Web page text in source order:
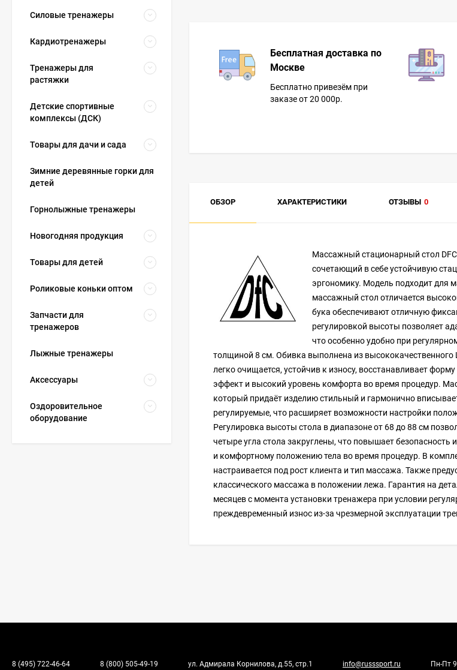
Бесплатная доставка по
Москве
Бесплатно привезём при
заказе от 20 000р.
ОБЗОР ХАРАКТЕРИСТИКИ ОТЗЫВЫ 0
Массажный стационарный стол
сочетающий в себе устойчивую
эргономику. Модель подходит для
массажный стол отличается
бука обеспечивают отличную
регулировкой высоты позволяет
что особенно удобно при
толщиной 8 см. Обивка выполнена из
легко очищается, устойчив к износу, восстанавливает
эффект и высокий уровень комфорта во время процедур.
который придаёт изделию стильный и гармонично
регулируемые, что расширяет возможности настройки
Регулировка высоты стола в диапазоне от 68 до 88 см
четыре угла стола закруглены, что повышает
и комфортному положению тела во время процедур. В
настраивается под рост клиента и тип массажа. Также
классического массажа в положении лежа. Гарантия на
месяцев с момента установки тренажера при условии
преждевременный износ из-за чрезмерной эксплуатации
Силовые тренажеры
Кардиотренажеры
Тренажеры для
растяжки
Детские спортивные
комплексы (ДСК)
Товары для дачи и сада
Зимние деревянные горки для
детей
Горнолыжные тренажеры
Новогодняя продукция
Товары для детей
Роликовые коньки оптом
Запчасти для
тренажеров
Лыжные тренажеры
Аксессуары
Оздоровительное
оборудование
8 (495) 722-46-64 8 (800) 505-49-19 ул. Адмирала Корнилова, д.55, стр.1 info@russsport.ru Пн-Пт